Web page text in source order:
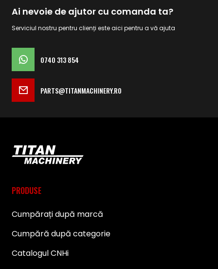
Ai nevoie de ajutor cu comanda ta?
Serviciul nostru pentru clienți este aici pentru a vă ajuta
0740 313 854
PARTS@TITANMACHINERY.RO
PRODUSE
Cumpărați după marcă
Cumpără după categorie
Catalogul CNHi